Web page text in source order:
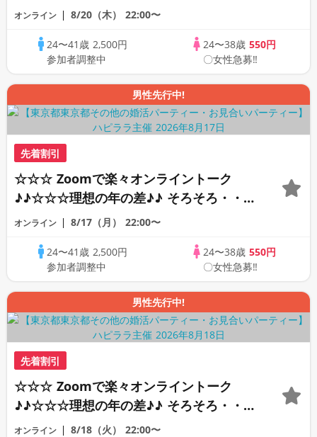
素敵な恋人見つけたい♪ ♪☆カジュアルな
行あり♪♪
オンライン 8/20（木） 22:00〜
24〜41歳 2,500円
参加者調整中
24〜38歳 550円
〇女性急募‼
男性先行中!
先着割引
☆☆☆ Zoomで楽々オンライントーク
♪♪☆☆☆理想の年の差♪♪ そろそろ・・・
素敵な恋人見つけたい♪ ♪☆カジュアルな
行あり♪♪
オンライン 8/17（月） 22:00〜
24〜41歳 2,500円
参加者調整中
24〜38歳 550円
〇女性急募‼
男性先行中!
先着割引
☆☆☆ Zoomで楽々オンライントーク
♪♪☆☆☆理想の年の差♪♪ そろそろ・・・
素敵な恋人見つけたい♪ ♪☆カジュアルな
オンライン 8/18（火） 22:00〜